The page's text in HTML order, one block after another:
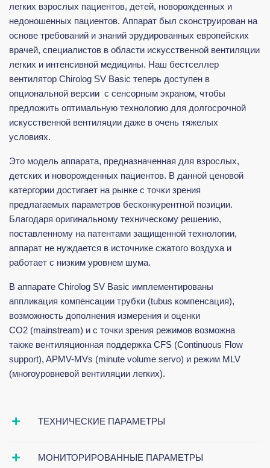
легких взрослых пациентов, детей, новорожденных и
недоношенных пациентов. Аппарат был сконструирован на
основе требований и знаний эрудированных европейских
врачей, специалистов в области искусственной вентиляции
легких и интенсивной медицины. Наш бестселлер
вентилятор Chirolog SV Basic теперь доступен в
опциональной версии с сенсорным экраном, чтобы
предложить оптимальную технологию для долгосрочной
искусственной вентиляции даже в очень тяжелых
условиях.
Это модель аппарата, предназначенная для взрослых,
детских и новорожденных пациентов. В данной ценовой
катергории достигает на рынке с точки зрения
предлагаемых параметров бесконкурентной позиции.
Благодаря оригинальному техническому решению,
поставленному на патентами защищенной технологии,
аппарат не нуждается в источнике сжатого воздуха и
работает с низким уровнем шума.
В аппарате Chirolog SV Basic имплементированы
аппликация компенсации трубки (tubus компенсация),
возможность дополнения измерения и оценки
CO2 (mainstream) и с точки зрения режимов возможна
также вентиляционная поддержка CFS (Continuous Flow
support), APMV-MVs (minute volume servo) и режим MLV
(многоуровневой вентиляции легких).
ТЕХНИЧЕСКИЕ ПАРАМЕТРЫ
МОНИТОРИРОВАННЫЕ ПАРАМЕТРЫ